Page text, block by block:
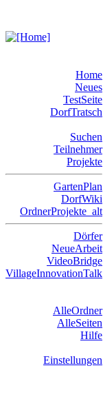
Home
Neues
TestSeite
DorfTratsch
Suchen
Teilnehmer
Projekte
GartenPlan
DorfWiki
OrdnerProjekte_alt
Dörfer
NeueArbeit
VideoBridge
VillageInnovationTalk
AlleOrdner
AlleSeiten
Hilfe
Einstellungen